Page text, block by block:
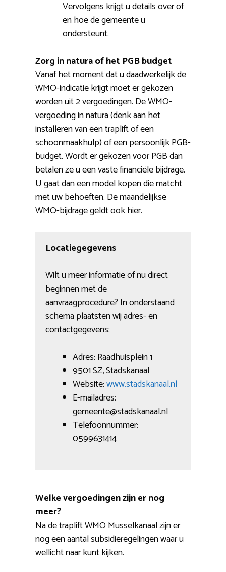
Vervolgens krijgt u details over of
en hoe de gemeente u
ondersteunt.
Zorg in natura of het PGB budget
Vanaf het moment dat u daadwerkelijk de
WMO-indicatie krijgt moet er gekozen
worden uit 2 vergoedingen. De WMO-
vergoeding in natura (denk aan het
installeren van een traplift of een
schoonmaakhulp) of een persoonlijk PGB-
budget. Wordt er gekozen voor PGB dan
betalen ze u een vaste financiële bijdrage.
U gaat dan een model kopen die matcht
met uw behoeften. De maandelijkse
WMO-bijdrage geldt ook hier.
Locatiegegevens
Wilt u meer informatie of nu direct
beginnen met de
aanvraagprocedure? In onderstaand
schema plaatsten wij adres- en
contactgegevens:
Adres: Raadhuisplein 1
9501 SZ, Stadskanaal
Website:www.stadskanaal.nl
E-mailadres:
gemeente@stadskanaal.nl
Telefoonnummer:
0599631414
Welke vergoedingen zijn er nog
meer?
Na de traplift WMO Musselkanaal zijn er
nog een aantal subsidieregelingen waar u
wellicht naar kunt kijken.